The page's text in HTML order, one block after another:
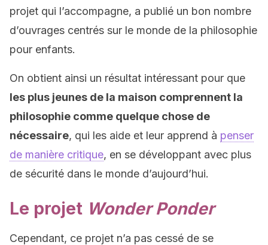
projet qui l’accompagne, a publié un bon nombre
d’ouvrages centrés sur le monde de la philosophie
pour enfants.
On obtient ainsi un résultat intéressant pour que
les plus jeunes de la maison comprennent la
philosophie comme quelque chose de
nécessaire, qui les aide et leur apprend à penser
de manière critique, en se développant avec plus
de sécurité dans le monde d’aujourd’hui.
Le projet Wonder Ponder
Cependant, ce projet n’a pas cessé de se